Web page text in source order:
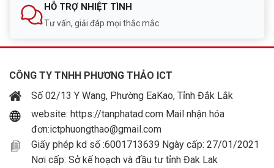
HỖ TRỢ NHIỆT TÌNH
Tư vấn, giải đáp mọi thắc mắc
CÔNG TY TNHH PHƯƠNG THẢO ICT
Số 02/13 Y Wang, Phường EaKao, Tỉnh Đắk Lắk
website: https://tanphatad.com Mail nhận hóa
đơn:ictphuongthao@gmail.com
Giấy phép kd số :6001713639 Ngày cấp: 27/01/2021
Nơi cấp: Sở kế hoạch và đầu tư tỉnh Đak Lak